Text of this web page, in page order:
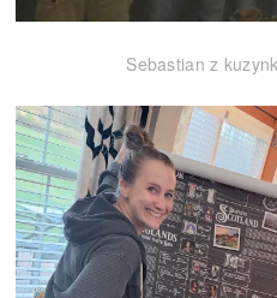
Sebastian z